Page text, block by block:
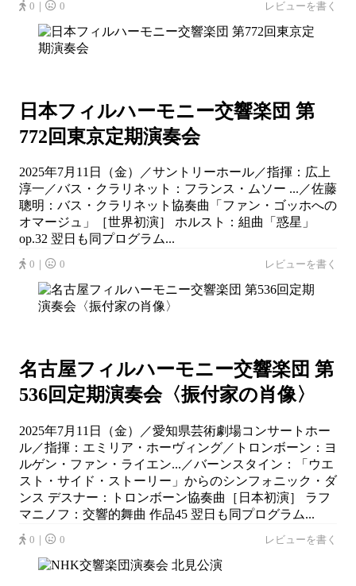
0｜ 0 レビューを書く
日本フィルハーモニー交響楽団 第
772回東京定期演奏会
2025年7月11日（金）／サントリーホール／指揮：広上
淳一／バス・クラリネット：フランス・ムソー ...／佐藤
聰明：バス・クラリネット協奏曲「ファン・ゴッホへの
オマージュ」［世界初演］ ホルスト：組曲「惑星」
op.32 翌日も同プログラム...
0｜ 0 レビューを書く
名古屋フィルハーモニー交響楽団 第
536回定期演奏会〈振付家の肖像〉
2025年7月11日（金）／愛知県芸術劇場コンサートホー
ル／指揮：エミリア・ホーヴィング／トロンボーン：ヨ
ルゲン・ファン・ライエン...／バーンスタイン：「ウエ
スト・サイド・ストーリー」からのシンフォニック・ダ
ンス デスナー：トロンボーン協奏曲［日本初演］ ラフ
マニノフ：交響的舞曲 作品45 翌日も同プログラム...
0｜ 0 レビューを書く